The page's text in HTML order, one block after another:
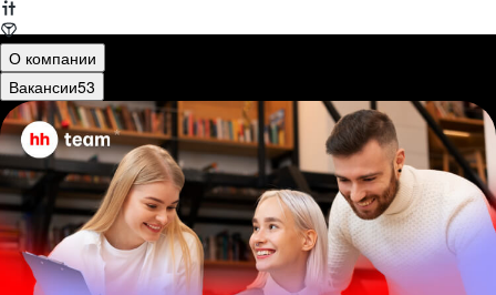
О компании
Вакансии53